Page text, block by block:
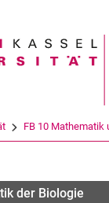
FB 10 Mathematik
der Biologie